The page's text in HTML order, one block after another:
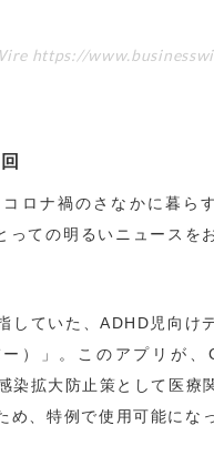
https://
ロナ禍のさなかに暮ら
っての明るいニュースを
していた、ADHD児向け
）」。このアプリが、
染拡大防止策として医療
め、特例で使用可能にな